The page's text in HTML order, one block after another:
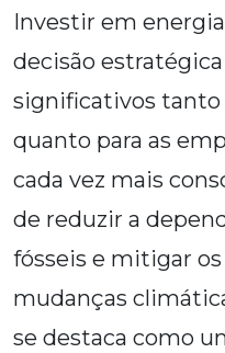
Investir em
decisão
significativos tanto
quanto para as
cada vez mais
de reduzir a
fósseis e mitigar
mudanças
se destaca como